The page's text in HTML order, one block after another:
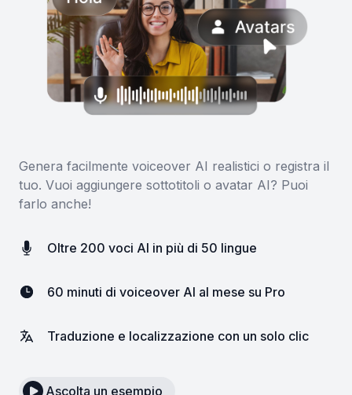
Genera facilmente voiceover AI realistici o registra il
tuo. Vuoi aggiungere sottotitoli o avatar AI? Puoi
farlo anche!
Oltre 200 voci AI in più di 50 lingue
60 minuti di voiceover AI al mese su Pro
Traduzione e localizzazione con un solo clic
Ascolta un esempio